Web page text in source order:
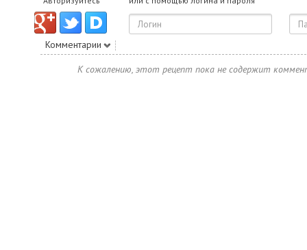
Комментарии
К сожалению, этот рецепт пока не содержит